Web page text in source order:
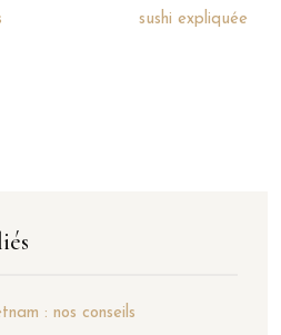
sushi expliquée
: nos conseils